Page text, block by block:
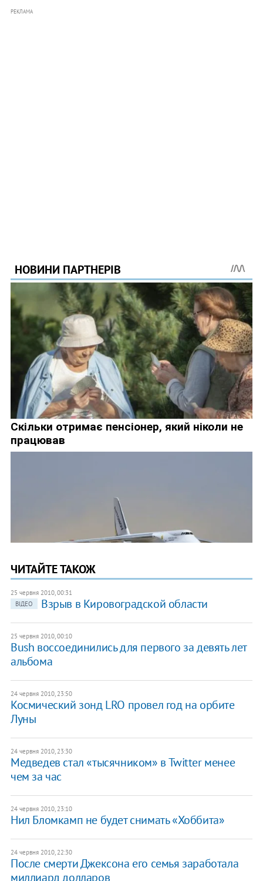
РЕКЛАМА
ЧИТАЙТЕ ТАКОЖ
25 червня 2010, 00:31
ВІДЕО
Взрыв в Кировоградской области
25 червня 2010, 00:10
Bush воссоединились для первого за девять лет
альбома
24 червня 2010, 23:50
Космический зонд LRO провел год на орбите
Луны
24 червня 2010, 23:30
Медведев стал «тысячником» в Twitter менее
чем за час
24 червня 2010, 23:10
Нил Бломкамп не будет снимать «Хоббита»
24 червня 2010, 22:30
После смерти Джексона его семья заработала
миллиард долларов